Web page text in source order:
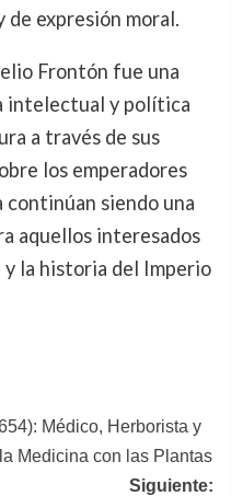
de expresión moral.
Frontón fue una
intelectual y política
a través de sus
los emperadores
continúan siendo una
aquellos interesados
la historia del Imperio
Médico, Herborista y
Medicina con las Plantas
Siguiente: